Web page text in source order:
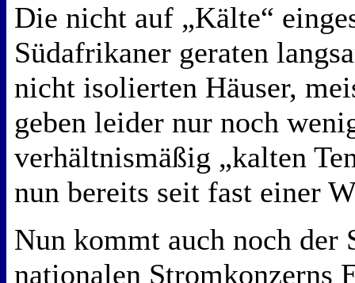
Die nicht auf „Kälte“
Südafrikaner geraten
nicht isolierten Häuser,
geben leider nur noch
verhältnismäßig „kalten
nun bereits seit fast einer
Nun kommt auch noch der
nationalen Stromkonzerns